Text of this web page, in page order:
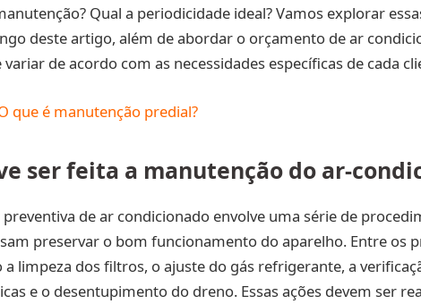
Qual a periodicidade ideal? Vamos explorar
deste artigo, além de abordar o orçamento de ar
de acordo com as necessidades específicas de cada
que é manutenção predial?
ser feita a manutenção do ar-
de ar condicionado envolve uma série de
preservar o bom funcionamento do aparelho. Entre os
a limpeza dos filtros, o ajuste do gás refrigerante, a
e o desentupimento do dreno. Essas ações devem ser